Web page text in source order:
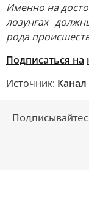
Именно на
лозунгах
рода
Подписаться на
Источник: